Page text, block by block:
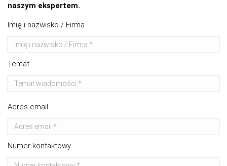
naszym ekspertem.
Imię i nazwisko / Firma
Temat
Adres email
Numer kontaktowy